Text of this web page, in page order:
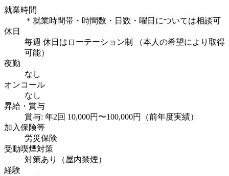
就業時間
＊就業時間帯・時間数・日数・曜日については相談可
休日
毎週 休日はローテーション制 （本人の希望により取得
可能）
夜勤
なし
オンコール
なし
昇給・賞与
賞与: 年2回 10,000円〜100,000円（前年度実績）
加入保険等
労災保険
受動喫煙対策
対策あり（屋内禁煙）
経験